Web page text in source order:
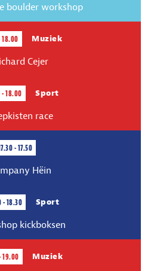
boulder workshop
18.00 Muziek
Cejer
- 18.00 Sport
race
- 17.50
Hëin
- 18.30 Sport
kickboksen
19.00 Muziek